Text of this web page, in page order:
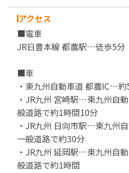
アクセス
■電車
JR日豊本線 都農駅…徒歩5分
■車
・東九州自動車道 都農IC…
・JR九州 宮崎駅…東九州自
般道路で約1時間10分
・JR九州 日向市駅…東九州自
一般道路で約30分
・JR九州 延岡駅…東九州自
般道路で約1時間